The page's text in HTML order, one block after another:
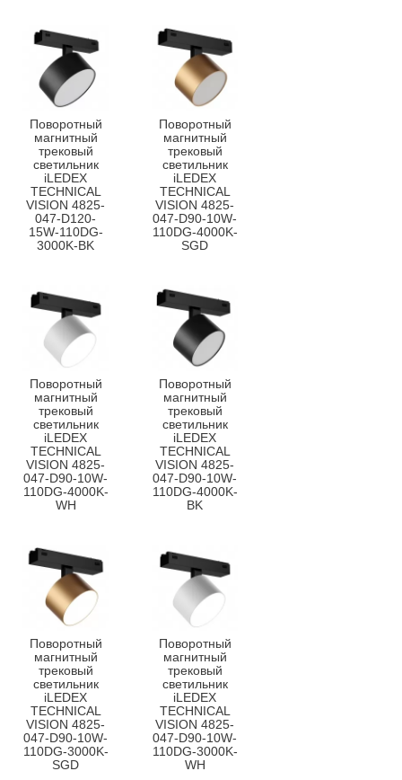
Поворотный
магнитный
трековый
светильник
iLEDEX
TECHNICAL
VISION 4825-
047-D120-
15W-110DG-
3000K-BK
Поворотный
магнитный
трековый
светильник
iLEDEX
TECHNICAL
VISION 4825-
047-D90-10W-
110DG-4000K-
SGD
Поворотный
магнитный
трековый
светильник
iLEDEX
TECHNICAL
VISION 4825-
047-D90-10W-
110DG-4000K-
WH
Поворотный
магнитный
трековый
светильник
iLEDEX
TECHNICAL
VISION 4825-
047-D90-10W-
110DG-4000K-
BK
Поворотный
магнитный
трековый
светильник
iLEDEX
TECHNICAL
VISION 4825-
047-D90-10W-
110DG-3000K-
SGD
Поворотный
магнитный
трековый
светильник
iLEDEX
TECHNICAL
VISION 4825-
047-D90-10W-
110DG-3000K-
WH